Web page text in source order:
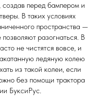
создав перед бампером и
В таких условиях
пространства —
разогнаться. В
не чистятся вовсе, и
ледяную колею
из такой колеи, если
без помощи трактора
БуксиРус.